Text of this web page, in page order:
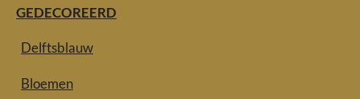
GEDECOREERD
Delftsblauw
Bloemen